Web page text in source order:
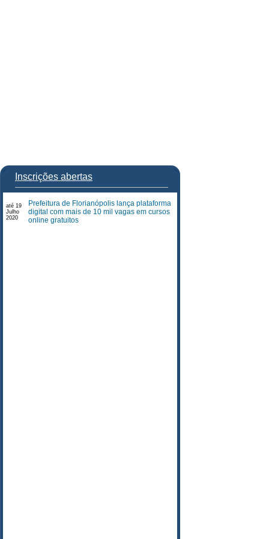
Inscrições abertas
até 19
Julho
2020
Prefeitura de Florianópolis lança plataforma
digital com mais de 10 mil vagas em cursos
online gratuitos